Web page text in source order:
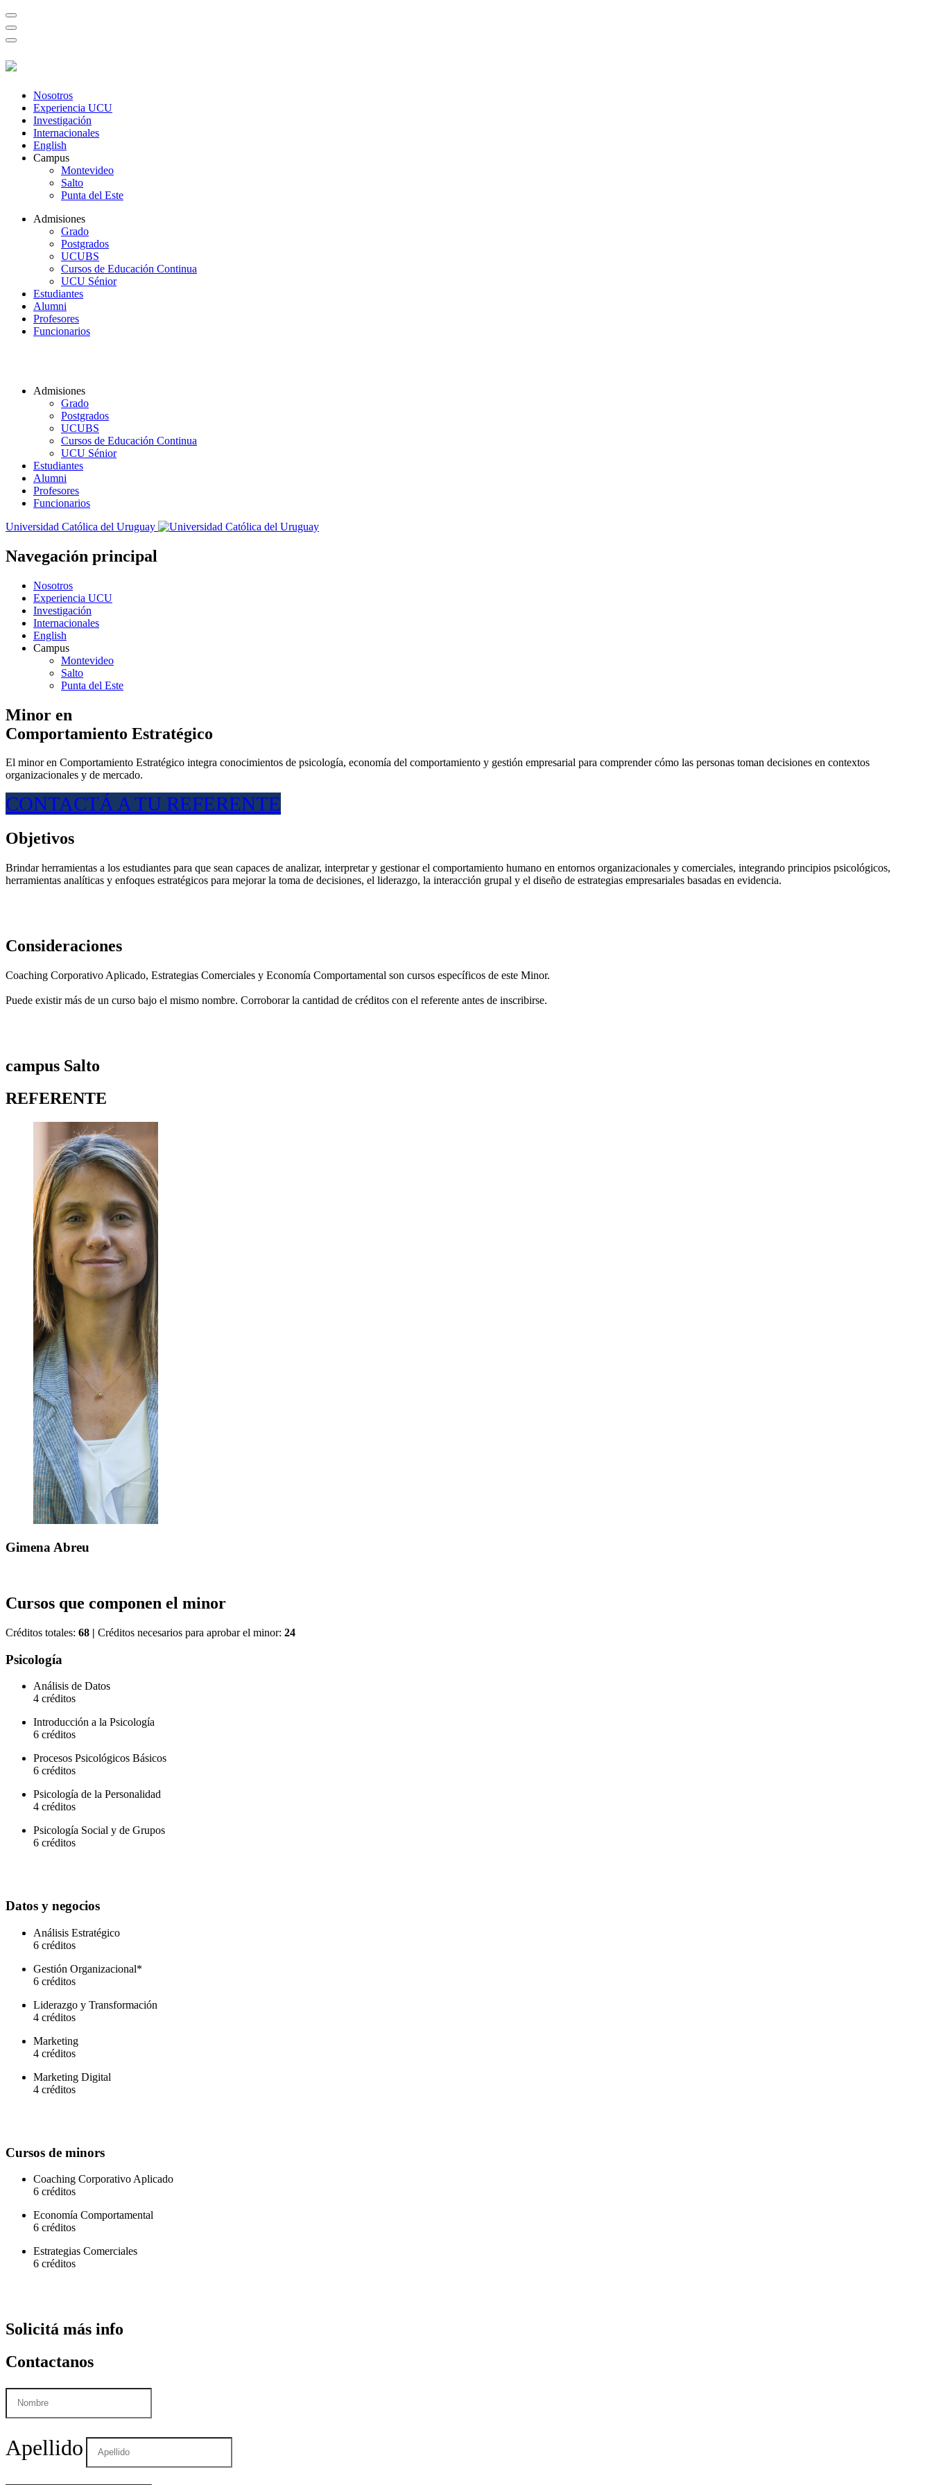
Nosotros
Experiencia UCU
Investigación
Internacionales
English
Campus
Montevideo
Salto
Punta del Este
Admisiones
Grado
Postgrados
UCUBS
Cursos de Educación Continua
UCU Sénior
Estudiantes
Alumni
Profesores
Funcionarios
Admisiones
Grado
Postgrados
UCUBS
Cursos de Educación Continua
UCU Sénior
Estudiantes
Alumni
Profesores
Funcionarios
Universidad Católica del Uruguay
Navegación principal
Nosotros
Experiencia UCU
Investigación
Internacionales
English
Campus
Montevideo
Salto
Punta del Este
Minor en
Comportamiento Estratégico
El minor en Comportamiento Estratégico integra conocimientos de psicología, economía del comportamiento y gestión empresarial para comprender cómo las personas toman decisiones en contextos
organizacionales y de mercado.
CONTACTÁ A TU REFERENTE
Objetivos
Brindar herramientas a los estudiantes para que sean capaces de analizar, interpretar y gestionar el comportamiento humano en entornos organizacionales y comerciales, integrando principios psicológicos,
herramientas analíticas y enfoques estratégicos para mejorar la toma de decisiones, el liderazgo, la interacción grupal y el diseño de estrategias empresariales basadas en evidencia.
Consideraciones
Coaching Corporativo Aplicado, Estrategias Comerciales y Economía Comportamental son cursos específicos de este Minor.
Puede existir más de un curso bajo el mismo nombre. Corroborar la cantidad de créditos con el referente antes de inscribirse.
campus Salto
REFERENTE
Gimena Abreu
Cursos que componen el minor
Créditos totales: 68 | Créditos necesarios para aprobar el minor: 24
Psicología
Análisis de Datos
4 créditos
Introducción a la Psicología
6 créditos
Procesos Psicológicos Básicos
6 créditos
Psicología de la Personalidad
4 créditos
Psicología Social y de Grupos
6 créditos
Datos y negocios
Análisis Estratégico
6 créditos
Gestión Organizacional*
6 créditos
Liderazgo y Transformación
4 créditos
Marketing
4 créditos
Marketing Digital
4 créditos
Cursos de minors
Coaching Corporativo Aplicado
6 créditos
Economía Comportamental
6 créditos
Estrategias Comerciales
6 créditos
Solicitá más info
Contactanos
Apellido